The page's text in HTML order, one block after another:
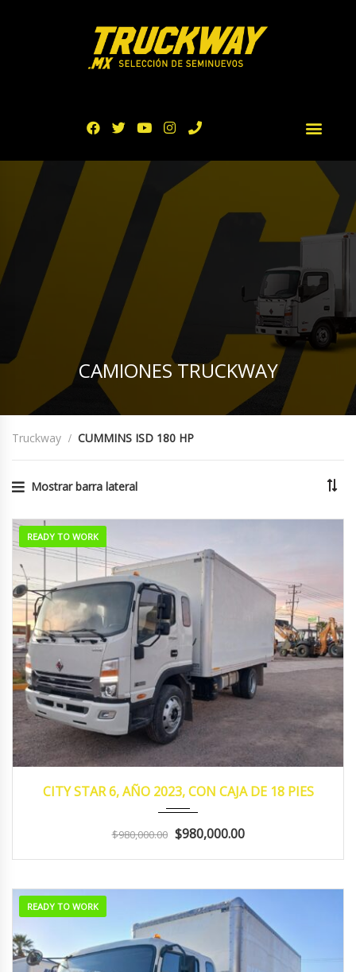
CAMIONES TRUCKWAY
Truckway CUMMINS ISD 180 HP
Mostrar barra lateral
READY TO WORK
CITY STAR 6, AÑO 2023, CON CAJA DE 18 PIES
$980,000.00 $980,000.00
READY TO WORK